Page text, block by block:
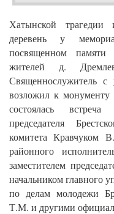
Хатынской
деревень у
посвященном
жителей д.
Священнослужитель с
возложил к
состоялась
председателя
комитета Кравчуком
районного
заместителем
начальником главного
по делам молодежи
Т.М. и другими